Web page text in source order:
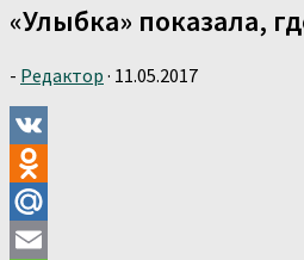
«Улыбка» показала,
- Редактор · 11.05.2017
VK
Odnoklassniki
Mail.Ru